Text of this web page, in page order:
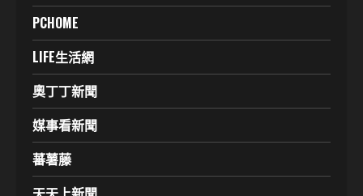
PCHOME
LIFE生活網
奧丁丁新聞
媒事看新聞
蕃薯藤